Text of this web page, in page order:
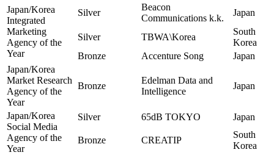
Japan/Korea
Integrated
Marketing
Agency of the
Year
Silver
Beacon
Communications k.k.
Japan
Silver TBWA\Korea
South
Korea
Bronze
Accenture Song
Japan
Japan/Korea
Market Research
Agency of the
Year
Bronze
Edelman Data and
Intelligence
Japan
Japan/Korea
Social Media
Agency of the
Year
Silver 65dB TOKYO Japan
Bronze CREATIP
South
Korea